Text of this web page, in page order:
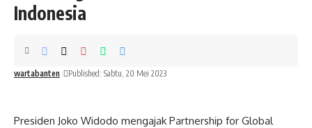
Indonesia
wartabanten Published: Sabtu, 20 Mei 2023
Presiden Joko Widodo mengajak Partnership for Global